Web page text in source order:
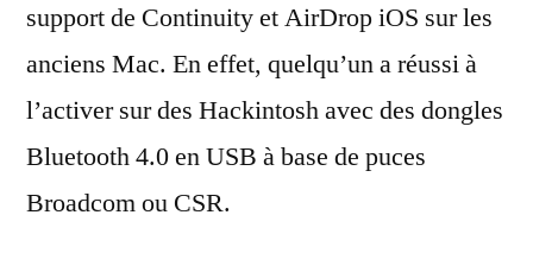
l’activer
avec
un
Bluetooth
4.0
support de Continuity et AirDrop iOS sur les
anciens Mac. En effet, quelqu’un a réussi à
l’activer sur des Hackintosh avec des dongles
Bluetooth 4.0 en USB à base de puces
Broadcom ou CSR.